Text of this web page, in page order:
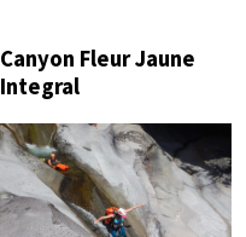
Canyon Fleur Jaune
Integral